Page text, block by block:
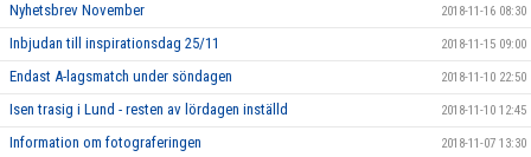
Nyhetsbrev November 2018-11-16 08:30
Inbjudan till inspirationsdag 25/11 2018-11-15 09:00
Endast A-lagsmatch under söndagen 2018-11-10 22:50
Isen trasig i Lund - resten av lördagen inställd 2018-11-10 12:45
Information om fotograferingen 2018-11-07 13:30